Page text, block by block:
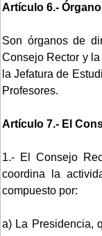
Artículo 6.-
Son órganos de
Consejo Rector y
la Jefatura de
Profesores.
Artículo 7.- El
1.- El Consejo
coordina la
compuesto por:
a) La Presidencia,